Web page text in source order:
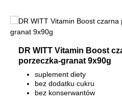
DR WITT Vitamin Boost
porzeczka-granat 9x90g
suplement diety
bez dodatku cukru
bez konserwantów